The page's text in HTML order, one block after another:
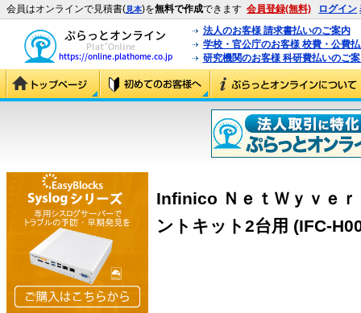
会員はオンラインで見積書(見本)を無料で作成できます 会員登録(無料) ログイン
法人のお客様 請求書払いのご案内
学校・官公庁のお客様 校費・公費
研究機関のお客様 科研費払いのご
Infinico ＮｅｔＷｙｖｅ
ントキット2台用 (IFC-